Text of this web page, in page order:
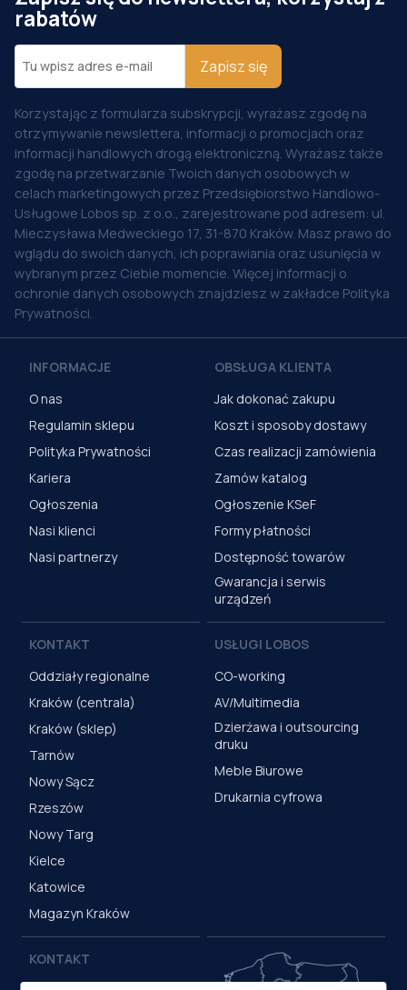
rabatów
Zapisz się
Korzystając z formularza subskrypcji, wyrażasz zgodę na
otrzymywanie newslettera, informacji o promocjach oraz
informacji handlowych drogą elektroniczną. Wyrażasz także
zgodę na przetwarzanie Twoich danych osobowych w
celach marketingowych przez Przedsiębiorstwo Handlowo-
Usługowe Lobos sp. z o.o., zarejestrowane pod adresem: ul.
Mieczysława Medweckiego 17, 31-870 Kraków. Masz prawo do
wglądu do swoich danych, ich poprawiania oraz usunięcia w
wybranym przez Ciebie momencie. Więcej informacji o
ochronie danych osobowych znajdziesz w zakładce Polityka
Prywatności.
INFORMACJE
O nas
Regulamin sklepu
Polityka Prywatności
Kariera
Ogłoszenia
Nasi klienci
Nasi partnerzy
OBSŁUGA KLIENTA
Jak dokonać zakupu
Koszt i sposoby dostawy
Czas realizacji zamówienia
Zamów katalog
Ogłoszenie KSeF
Formy płatności
Dostępność towarów
Gwarancja i serwis
urządzeń
KONTAKT
Oddziały regionalne
Kraków (centrala)
Kraków (sklep)
Tarnów
Nowy Sącz
Rzeszów
Nowy Targ
Kielce
Katowice
Magazyn Kraków
USŁUGI LOBOS
CO-working
AV/Multimedia
Dzierżawa i outsourcing
druku
Meble Biurowe
Drukarnia cyfrowa
KONTAKT